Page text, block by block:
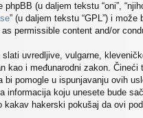
phpBB (u daljem tekstu “oni”,
” (u daljem tekstu “GPL”) i može
permissible content and/or
slati uvredljive, vulgarne,
kao i međunarodni zakon.
bi pomogle u ispunjavanju ovih
informacija koju unesete bude
kakav hakerski pokušaj da ovi